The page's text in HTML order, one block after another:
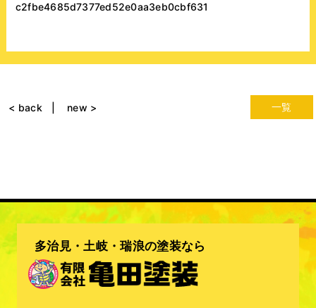
c2fbe4685d7377ed52e0aa3eb0cbf631
一覧
< back new >
多治見・土岐・瑞浪の塗装なら